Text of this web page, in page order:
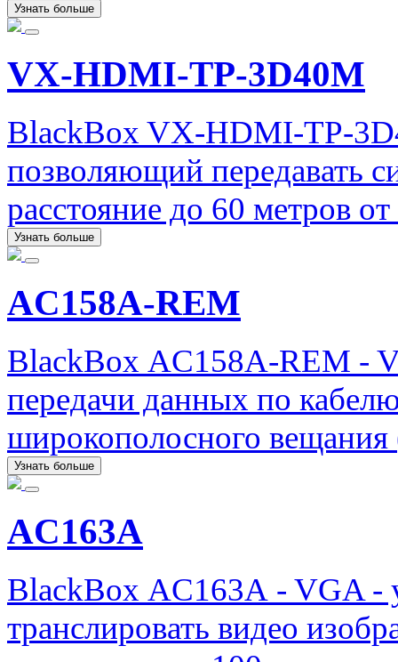
Узнать больше
VX-HDMI-TP-3D40M
BlackBox VX-HDMI-TP-
позволяющий передавать
расстояние до 60 метров
Узнать больше
AC158A-REM
BlackBox AC158A-REM -
передачи данных по
широкополосного
Узнать больше
AC163A
BlackBox AC163A - VGA -
транслировать видео